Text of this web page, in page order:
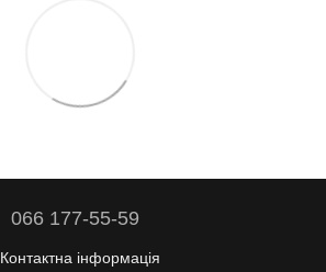
066 177-55-59
Контактна інформація